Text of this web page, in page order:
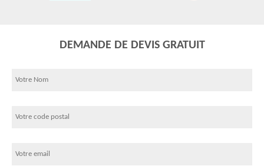
DEMANDE DE DEVIS GRATUIT